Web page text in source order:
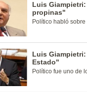
Luis
propinas"
Político habló
Luis
Estado"
Político fue uno de